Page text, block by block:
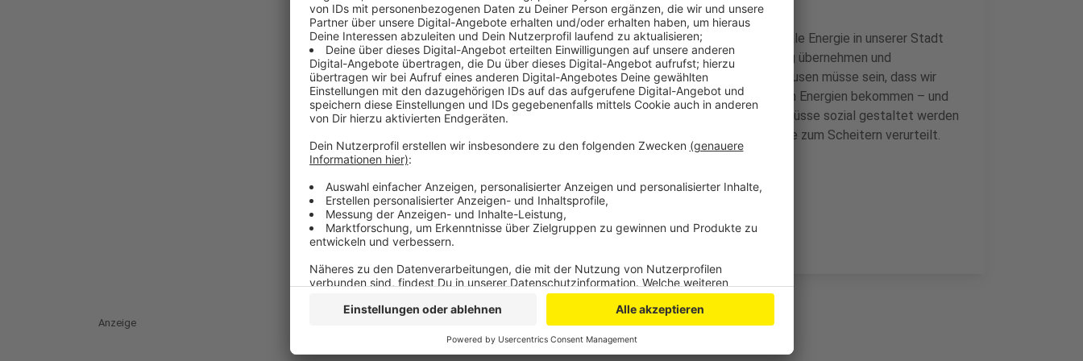
Gemeinsam sollen sieeinen verbindlichen Fahrplan für klimaneutrale Energie in unserer Stadt
gestalten. Dabei soll die EVL als Energieexperte die Federführung übernehmen und
Zwischenziele festlegen, die wir einhalten können. Ziel für Leverkusen müsse sein, dass wir
schon kurz- bis mittelfristige Strom und Wärme aus regenerativen Energien bekommen – und
dass das für alle bezahlbar bleibt. Die Klima- und Energiewende müsse sozial gestaltet werden
und kostengünstig vonstattengehen, so die Parteien, sonst sei sie zum Scheitern verurteilt.
Anzeige
Anzeige